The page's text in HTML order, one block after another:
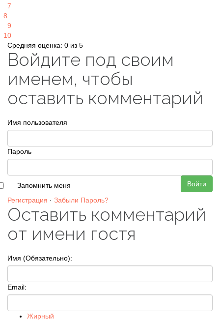
7
8
9
10
Средняя оценка: 0 из 5
Войдите под своим
именем, чтобы
оставить комментарий
Имя пользователя
Пароль
Войти
Запомнить меня
Регистрация · Забыли Пароль?
Оставить комментарий
от имени гостя
Имя (Обязательно):
Email:
Жирный